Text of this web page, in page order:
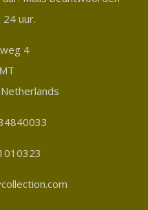
uur.
4